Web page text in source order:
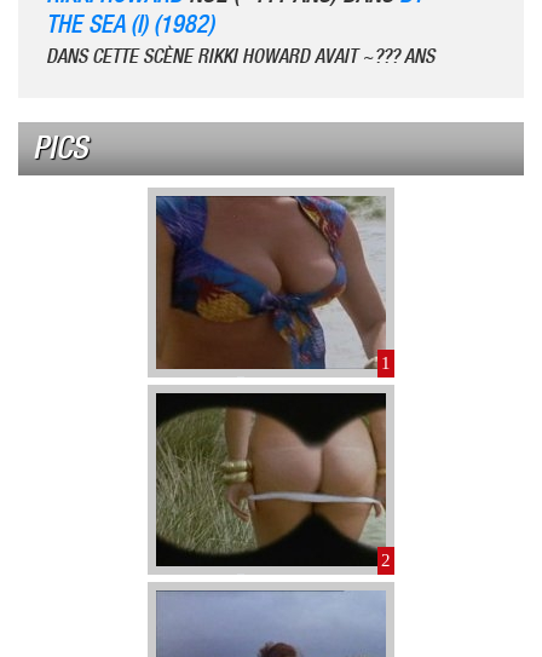
THE SEA (I) (1982)
DANS CETTE SCÈNE RIKKI HOWARD AVAIT ~??? ANS
PICS
1
2